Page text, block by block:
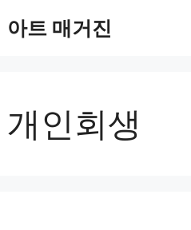
아트 매거진
개인회생